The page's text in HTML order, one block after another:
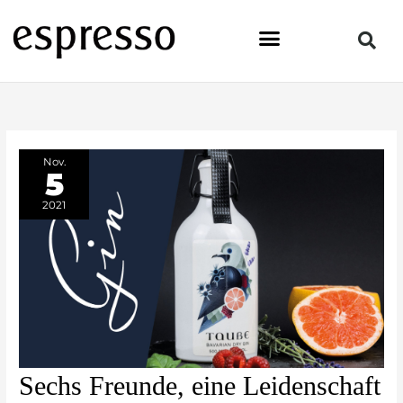
Inhalt
springen
Nov.
5
2021
Sechs Freunde, eine Leidenschaft
Sechs